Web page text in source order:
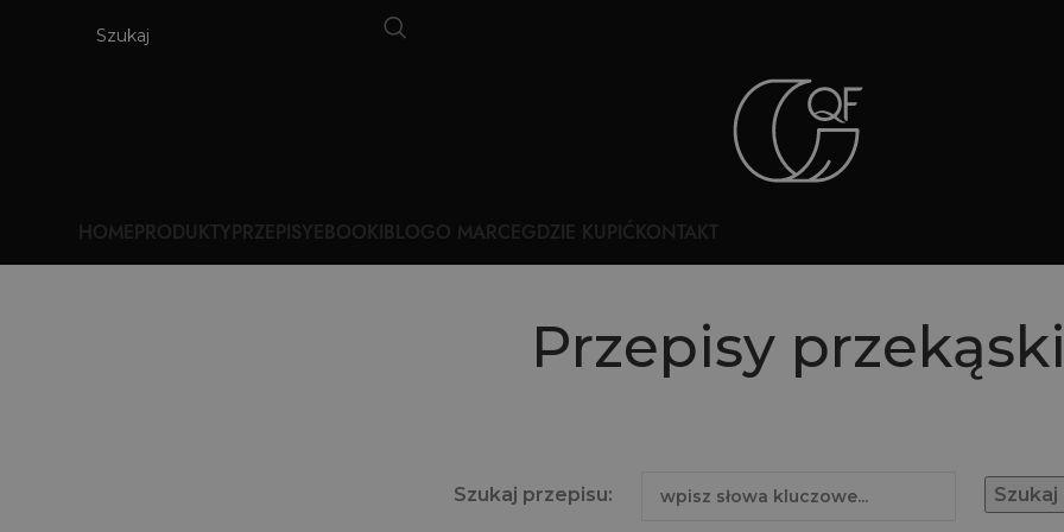
HOMEPRODUKTYPRZEPISYEBOOKIBLOGO MARCEGDZIE KUPIĆKONTAKT
Przepisy
Szukaj przepisu: